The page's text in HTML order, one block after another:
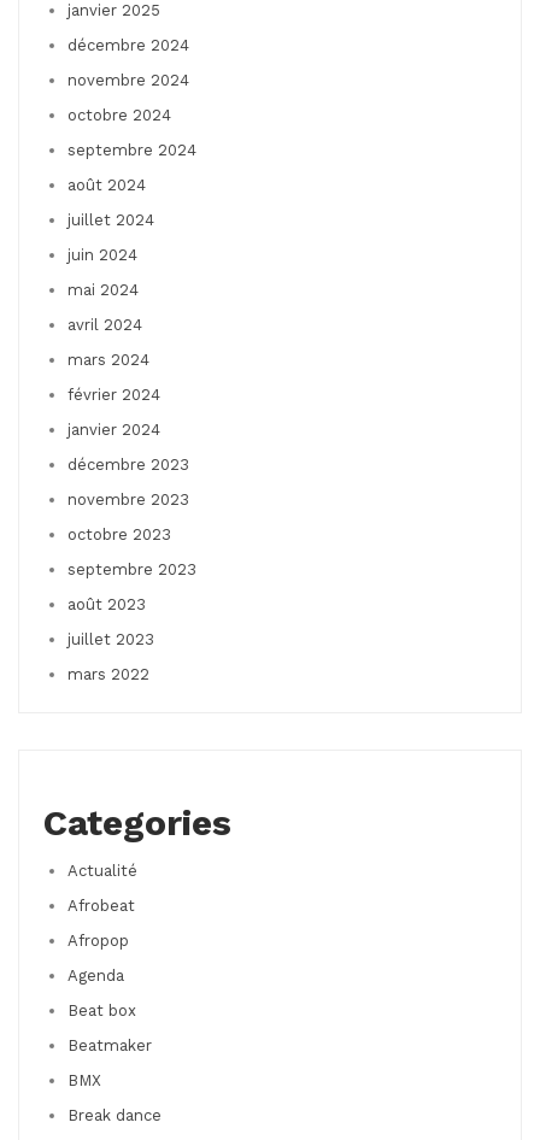
janvier 2025
décembre 2024
novembre 2024
octobre 2024
septembre 2024
août 2024
juillet 2024
juin 2024
mai 2024
avril 2024
mars 2024
février 2024
janvier 2024
décembre 2023
novembre 2023
octobre 2023
septembre 2023
août 2023
juillet 2023
mars 2022
Categories
Actualité
Afrobeat
Afropop
Agenda
Beat box
Beatmaker
BMX
Break dance